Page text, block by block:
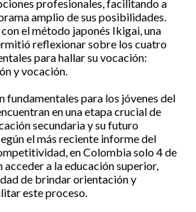
profesionales, facilitando a
amplio de sus posibilidades.
el método japonés Ikigai, una
reflexionar sobre los cuatro
para hallar su vocación:
y vocación.
fundamentales para los jóvenes del
en una etapa crucial de
secundaria y su futuro
el más reciente informe del
en Colombia solo 4 de
acceder a la educación superior,
de brindar orientación y
este proceso.